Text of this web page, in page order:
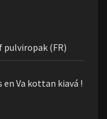
pulviropak (FR)
en Va kottan kiavá !